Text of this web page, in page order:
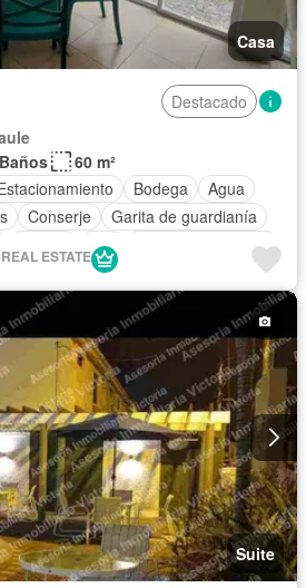
Casa
Destacado
60 m²
Bodega
Agua
Conserje
Garita de guardianía
Wifi
Aire acondicionado
Cocina integral
discapacidad
Jardín
amoblado
ESTATE
Suite